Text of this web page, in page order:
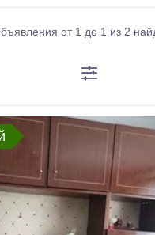
от 1 до 1 из 2